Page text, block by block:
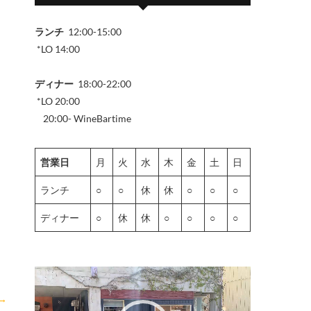
ランチ 12:00-15:00
*LO 14:00
ディナー 18:00-22:00
*LO 20:00
20:00- WineBartime
営業日 月 火 水 木 金 土 日
ランチ ○ ○ 休 休 ○ ○ ○
ディナー ○ 休 休 ○ ○ ○ ○
動
画